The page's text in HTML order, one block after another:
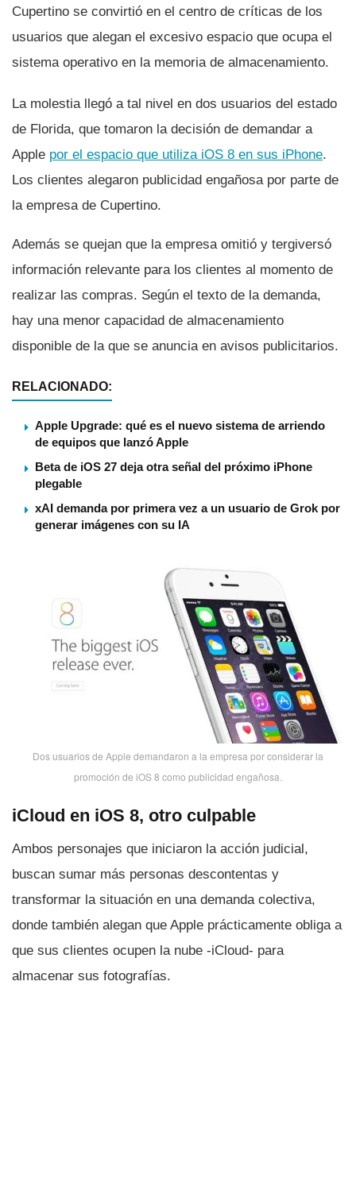
Cupertino se convirtió en el centro de crí­ticas de los
usuarios que alegan el excesivo espacio que ocupa el
sistema operativo en la memoria de almacenamiento.
La molestia llegó a tal nivel en dos usuarios del estado
de Florida, que tomaron la decisión de demandar a
Apple por el espacio que utiliza iOS 8 en sus iPhone.
Los clientes alegaron publicidad engañosa por parte de
la empresa de Cupertino.
Además se quejan que la empresa omitió y tergiversó
información relevante para los clientes al momento de
realizar las compras. Según el texto de la demanda,
hay una menor capacidad de almacenamiento
disponible de la que se anuncia en avisos publicitarios.
RELACIONADO:
Apple Upgrade: qué es el nuevo sistema de arriendo
de equipos que lanzó Apple
Beta de iOS 27 deja otra señal del próximo iPhone
plegable
xAI demanda por primera vez a un usuario de Grok por
generar imágenes con su IA
Dos usuarios de Apple demandaron a la empresa por considerar la
promoción de iOS 8 como publicidad engañosa.
iCloud en iOS 8, otro culpable
Ambos personajes que iniciaron la acción judicial,
buscan sumar más personas descontentas y
transformar la situación en una demanda colectiva,
donde también alegan que Apple prácticamente obliga a
que sus clientes ocupen la nube -iCloud- para
almacenar sus fotografí­as.